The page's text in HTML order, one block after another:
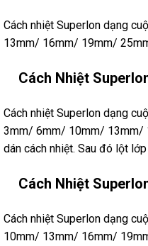
Cách nhiệt Superlon dạng
13mm/ 16mm/ 19mm/
Cách Nhiệt
Cách nhiệt Superlon dạng
3mm/ 6mm/ 10mm/ 13mm/
dán cách nhiệt. Sau đó lột
Cách Nhiệt
Cách nhiệt Superlon dạng
10mm/ 13mm/ 16mm/